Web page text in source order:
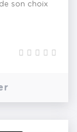
son choix